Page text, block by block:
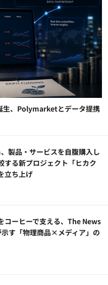
生、Polymarketとデータ提携
製品・サービスを自腹購入し
する新プロジェクト「ヒカク
立ち上げ
コーヒーで支える、The News
す「物理商品×メディア」の